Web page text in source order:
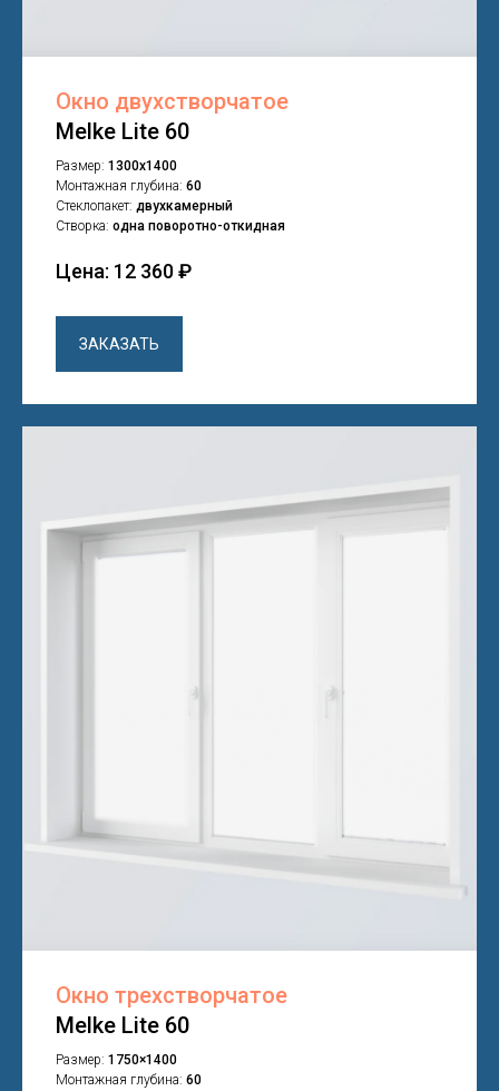
Окно двухстворчатое
Melke Lite 60
Размер: 1300х1400
Монтажная глубина: 60
Стеклопакет: двухкамерный
Створка: одна поворотно-откидная
Цена: 12 360 ₽
ЗАКАЗАТЬ
Окно трехстворчатое
Melke Lite 60
Размер: 1750×1400
Монтажная глубина: 60